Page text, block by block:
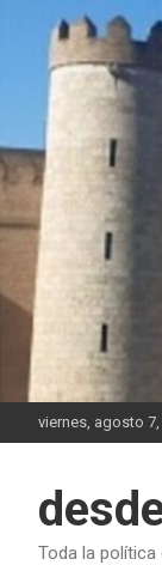
contenido
viernes, agosto 7,
Toda la política